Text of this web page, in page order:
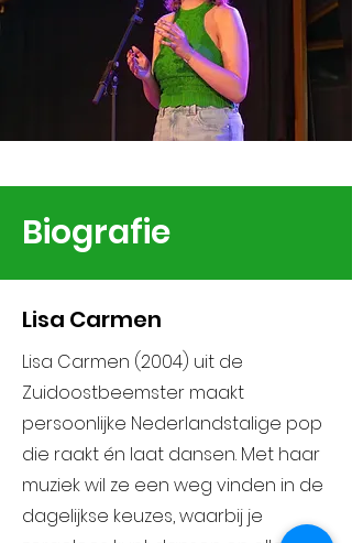
Biografie
Lisa Carmen
Lisa Carmen (2004) uit de
Zuidoostbeemster maakt
persoonlijke Nederlandstalige pop
die raakt én laat dansen. Met haar
muziek wil ze een weg vinden in de
dagelijkse keuzes, waarbij je